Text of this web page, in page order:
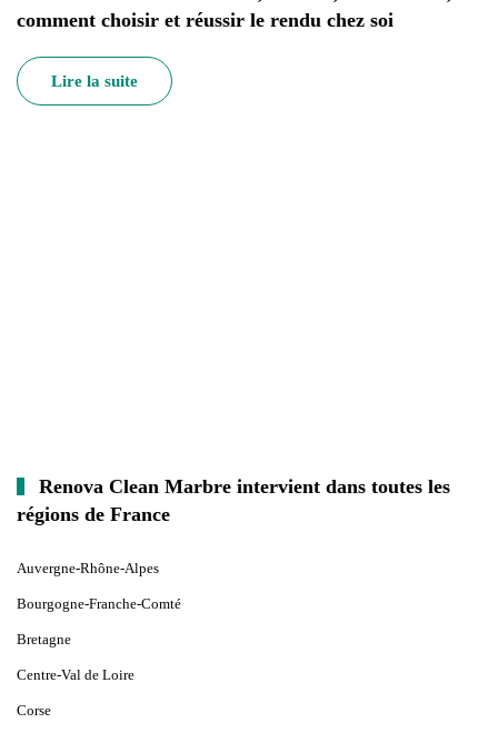
comment choisir et réussir le rendu chez soi
Lire la suite
Renova Clean Marbre intervient dans toutes les
régions de France
Auvergne-Rhône-Alpes
Bourgogne-Franche-Comté
Bretagne
Centre-Val de Loire
Corse